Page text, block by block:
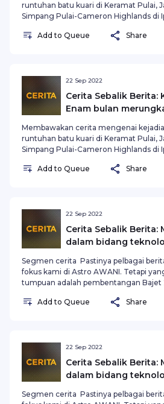
runtuhan batu kuari di Keramat Pulai,
Simpang Pulai-Cameron Highlands di
dua individu yang merupakan pekerja
Add to Queue Share
22 Sep 2022
Cerita Sebalik Berita:
Enam bulan
Membawakan cerita mengenai
runtuhan batu kuari di Keramat Pulai,
Simpang Pulai-Cameron Highlands di
dua individu yang merupakan pekerja
Add to Queue Share
22 Sep 2022
Cerita Sebalik Berita:
dalam bidang
Segmen cerita Pastinya pelbagai
fokus kami di Astro AWANI. Tetapi
tumpuan adalah pembentangan Bajet
kami mula siarkan sejak beberapa
Oktober, seperti yang dimaklumkan
Menteri, Datuk Seri Ismail Sabri
Mesyuarat Kabinet yang berlangsung
Jumaat.
Add to Queue Share
22 Sep 2022
Cerita Sebalik Berita:
dalam bidang
Segmen cerita Pastinya pelbagai